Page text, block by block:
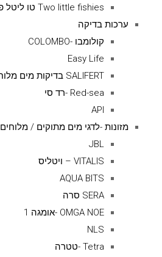
Two little fishies טו ליטל פיש
ערכות בדיקה
קולומבו -COLOMBO
Easy Life
SALIFERT בדיקות מים מלוחים
Red-sea -רד סי
API
מזונות -לדגי מים מתוקים / מלוחים
JBL
VITALIS – ויטליס
AQUA BITS
SERA סרה
OMGA NOE -אומגה 1
NLS
Tetra -טטרה